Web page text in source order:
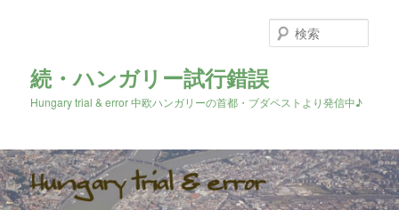
続・ハンガリー試行錯誤
Hungary trial & error 中欧ハンガリーの首都・ブダペストより発信中♪
索